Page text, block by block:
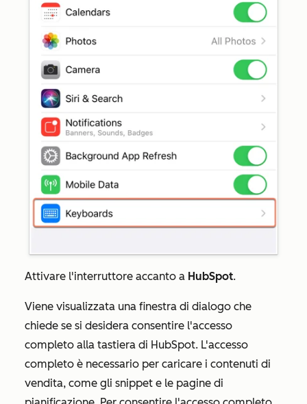
Attivare l'interruttore accanto a HubSpot.
Viene visualizzata una finestra di dialogo che
chiede se si desidera consentire l'accesso
completo alla tastiera di HubSpot. L'accesso
completo è necessario per caricare i contenuti di
vendita, come gli snippet e le pagine di